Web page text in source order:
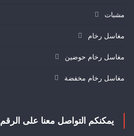
مشبات
مغاسل رخام
مغاسل رخام حوضين
مغاسل رخام مخفضة
يمكنكم التواصل معنا على الرقم 0507782765